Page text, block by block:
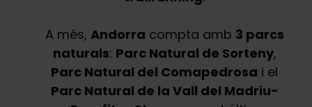
A més, Andorra compta amb 3 parcs
naturals: Parc Natural de Sorteny,
Parc Natural del Comapedrosa i el
Parc Natural de la Vall del Madriu-